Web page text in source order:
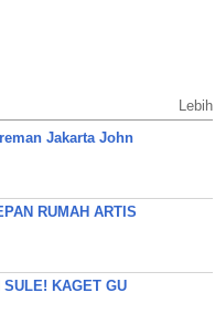
Lebih
Jakarta John
RUMAH ARTIS
KAGET GU